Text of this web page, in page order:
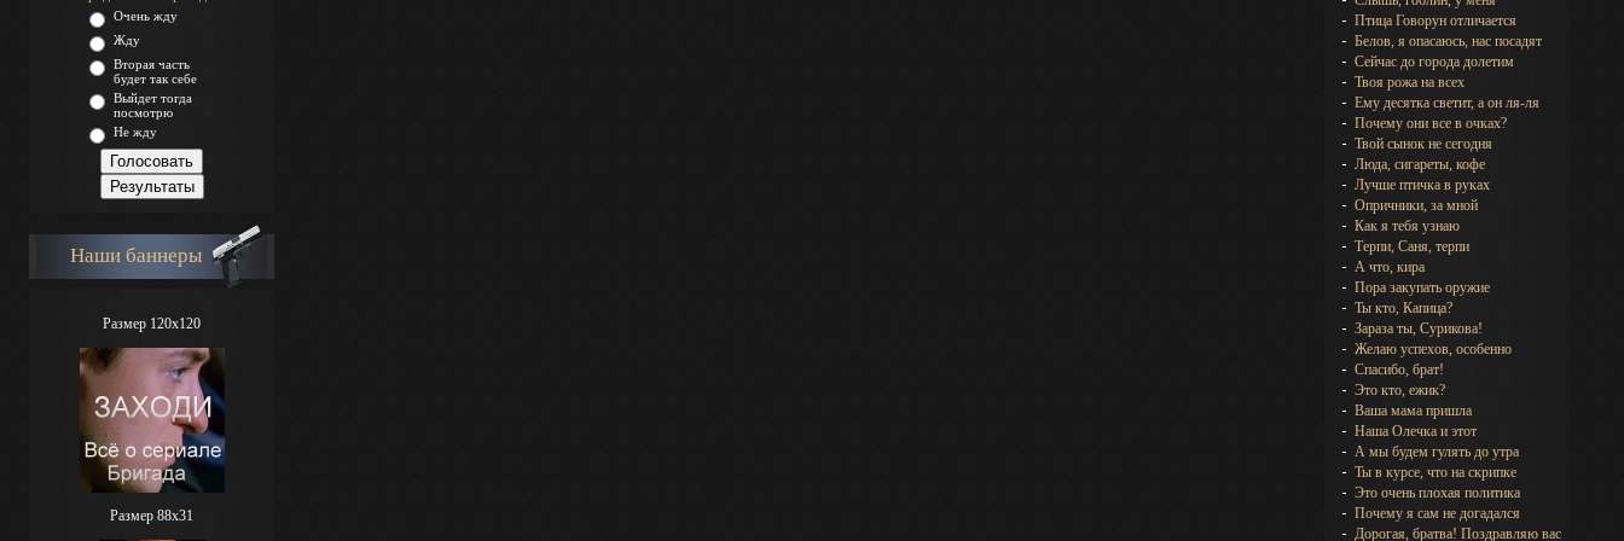
Очень жду
Жду
Вторая часть
будет так себе
Выйдет тогда
посмотрю
Не жду
Наши баннеры
Размер 120x120
Размер 88х31
Птица Говорун отличается
Белов, я опасаюсь, нас посадят
Сейчас до города долетим
Твоя рожа на всех
Ему десятка светит, а он ля-ля
Почему они все в очках?
Твой сынок не сегодня
Люда, сигареты, кофе
Лучше птичка в руках
Опричники, за мной
Как я тебя узнаю
Терпи, Саня, терпи
А что, кира
Пора закупать оружие
Ты кто, Капица?
Зараза ты, Сурикова!
Желаю успехов, особенно
Спасибо, брат!
Это кто, ежик?
Ваша мама пришла
Наша Олечка и этот
А мы будем гулять до утра
Ты в курсе, что на скрипке
Это очень плохая политика
Почему я сам не догадался
Дорогая, братва! Поздравляю вас